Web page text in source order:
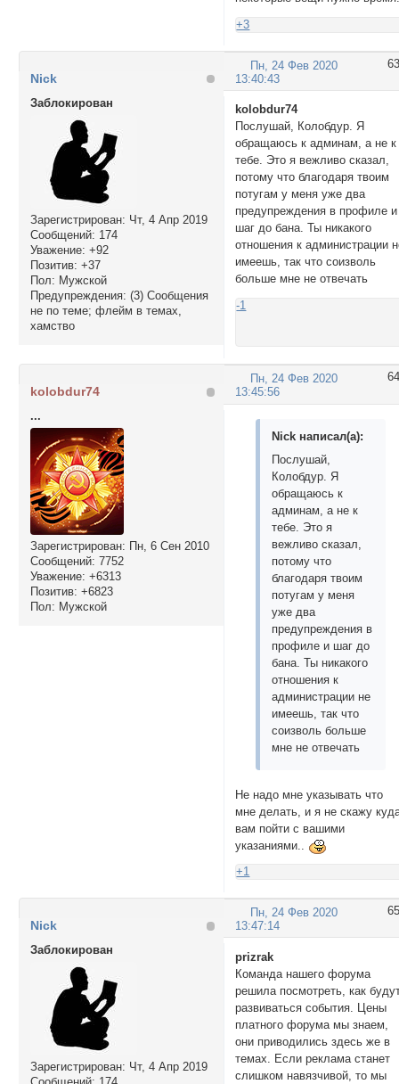
+3
63
Пн, 24 Фев 2020
13:40:43
Nick
Заблокирован
Зарегистрирован: Чт, 4 Апр 2019
Сообщений: 174
Уважение: +92
Позитив: +37
Пол: Мужской
Предупреждения: (3) Сообщения
не по теме; флейм в темах,
хамство
kolobdur74
Послушай, Колобдур. Я
обращаюсь к админам, а не к
тебе. Это я вежливо сказал,
потому что благодаря твоим
потугам у меня уже два
предупреждения в профиле и
шаг до бана. Ты никакого
отношения к администрации
имеешь, так что соизволь
больше мне не отвечать
-1
64
Пн, 24 Фев 2020
13:45:56
kolobdur74
...
Зарегистрирован: Пн, 6 Сен 2010
Сообщений: 7752
Уважение: +6313
Позитив: +6823
Пол: Мужской
Nick написал(а):
Послушай,
Колобдур. Я
обращаюсь к
админам, а не к
тебе. Это я
вежливо сказал,
потому что
благодаря твоим
потугам у меня
уже два
предупреждения в
профиле и шаг до
бана. Ты никакого
отношения к
администрации не
имеешь, так что
соизволь больше
мне не отвечать
Не надо мне указывать что
мне делать, и я не скажу
вам пойти с вашими
указаниями..
+1
65
Пн, 24 Фев 2020
13:47:14
Nick
Заблокирован
Зарегистрирован: Чт, 4 Апр 2019
prizrak
Команда нашего форума
решила посмотреть, как
развиваться события. Цены
платного форума мы знаем,
они приводились здесь же в
темах. Если реклама станет
слишком навязчивой, то мы